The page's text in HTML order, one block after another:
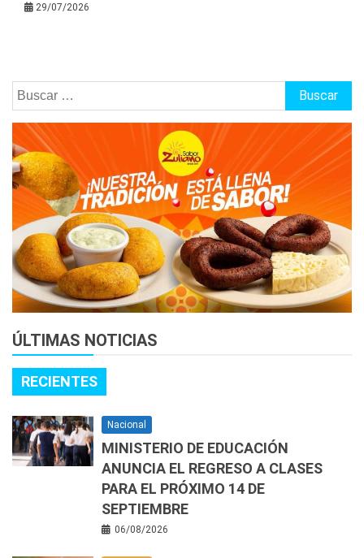
29/07/2026
Buscar:
ÚLTIMAS NOTICIAS
RECIENTES
Nacional
MINISTERIO DE EDUCACIÓN
ANUNCIA EL REGRESO A CLASES
PARA EL PRÓXIMO 14 DE
SEPTIEMBRE
06/08/2026